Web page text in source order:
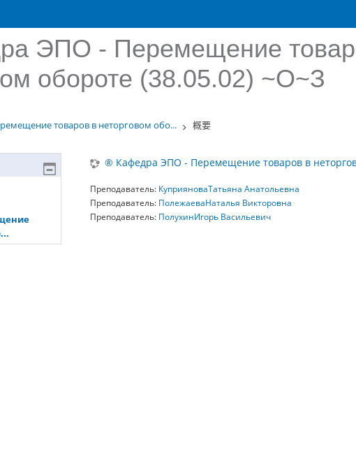
ЭПО - Перемещение
обороте (38.05.02) ~О~З
товаров в неторговом обо... 概要
® Кафедра ЭПО - Перемещение товаров в
Преподаватель: КуприяноваТатьяна Анатольевна
Преподаватель: ПолежаеваНаталья Викторовна
Преподаватель: ПолухинИгорь Васильевич